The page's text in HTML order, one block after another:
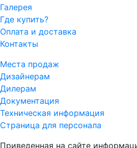
Галерея
Где купить?
Оплата и доставка
Контакты
Места продаж
Дизайнерам
Дилерам
Документация
Техническая информация
Страница для персонала
Приведенная на сайте